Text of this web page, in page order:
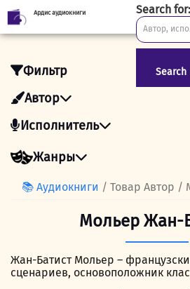
Skip
to
Ардис аудиокниги Search for:
Фильтр
Автор
Исполнитель
Жанры
📚 Аудиокниги / Товар Автор /
Мольер Жан-
Жан-Батист Мольер –
сценариев, основоположник